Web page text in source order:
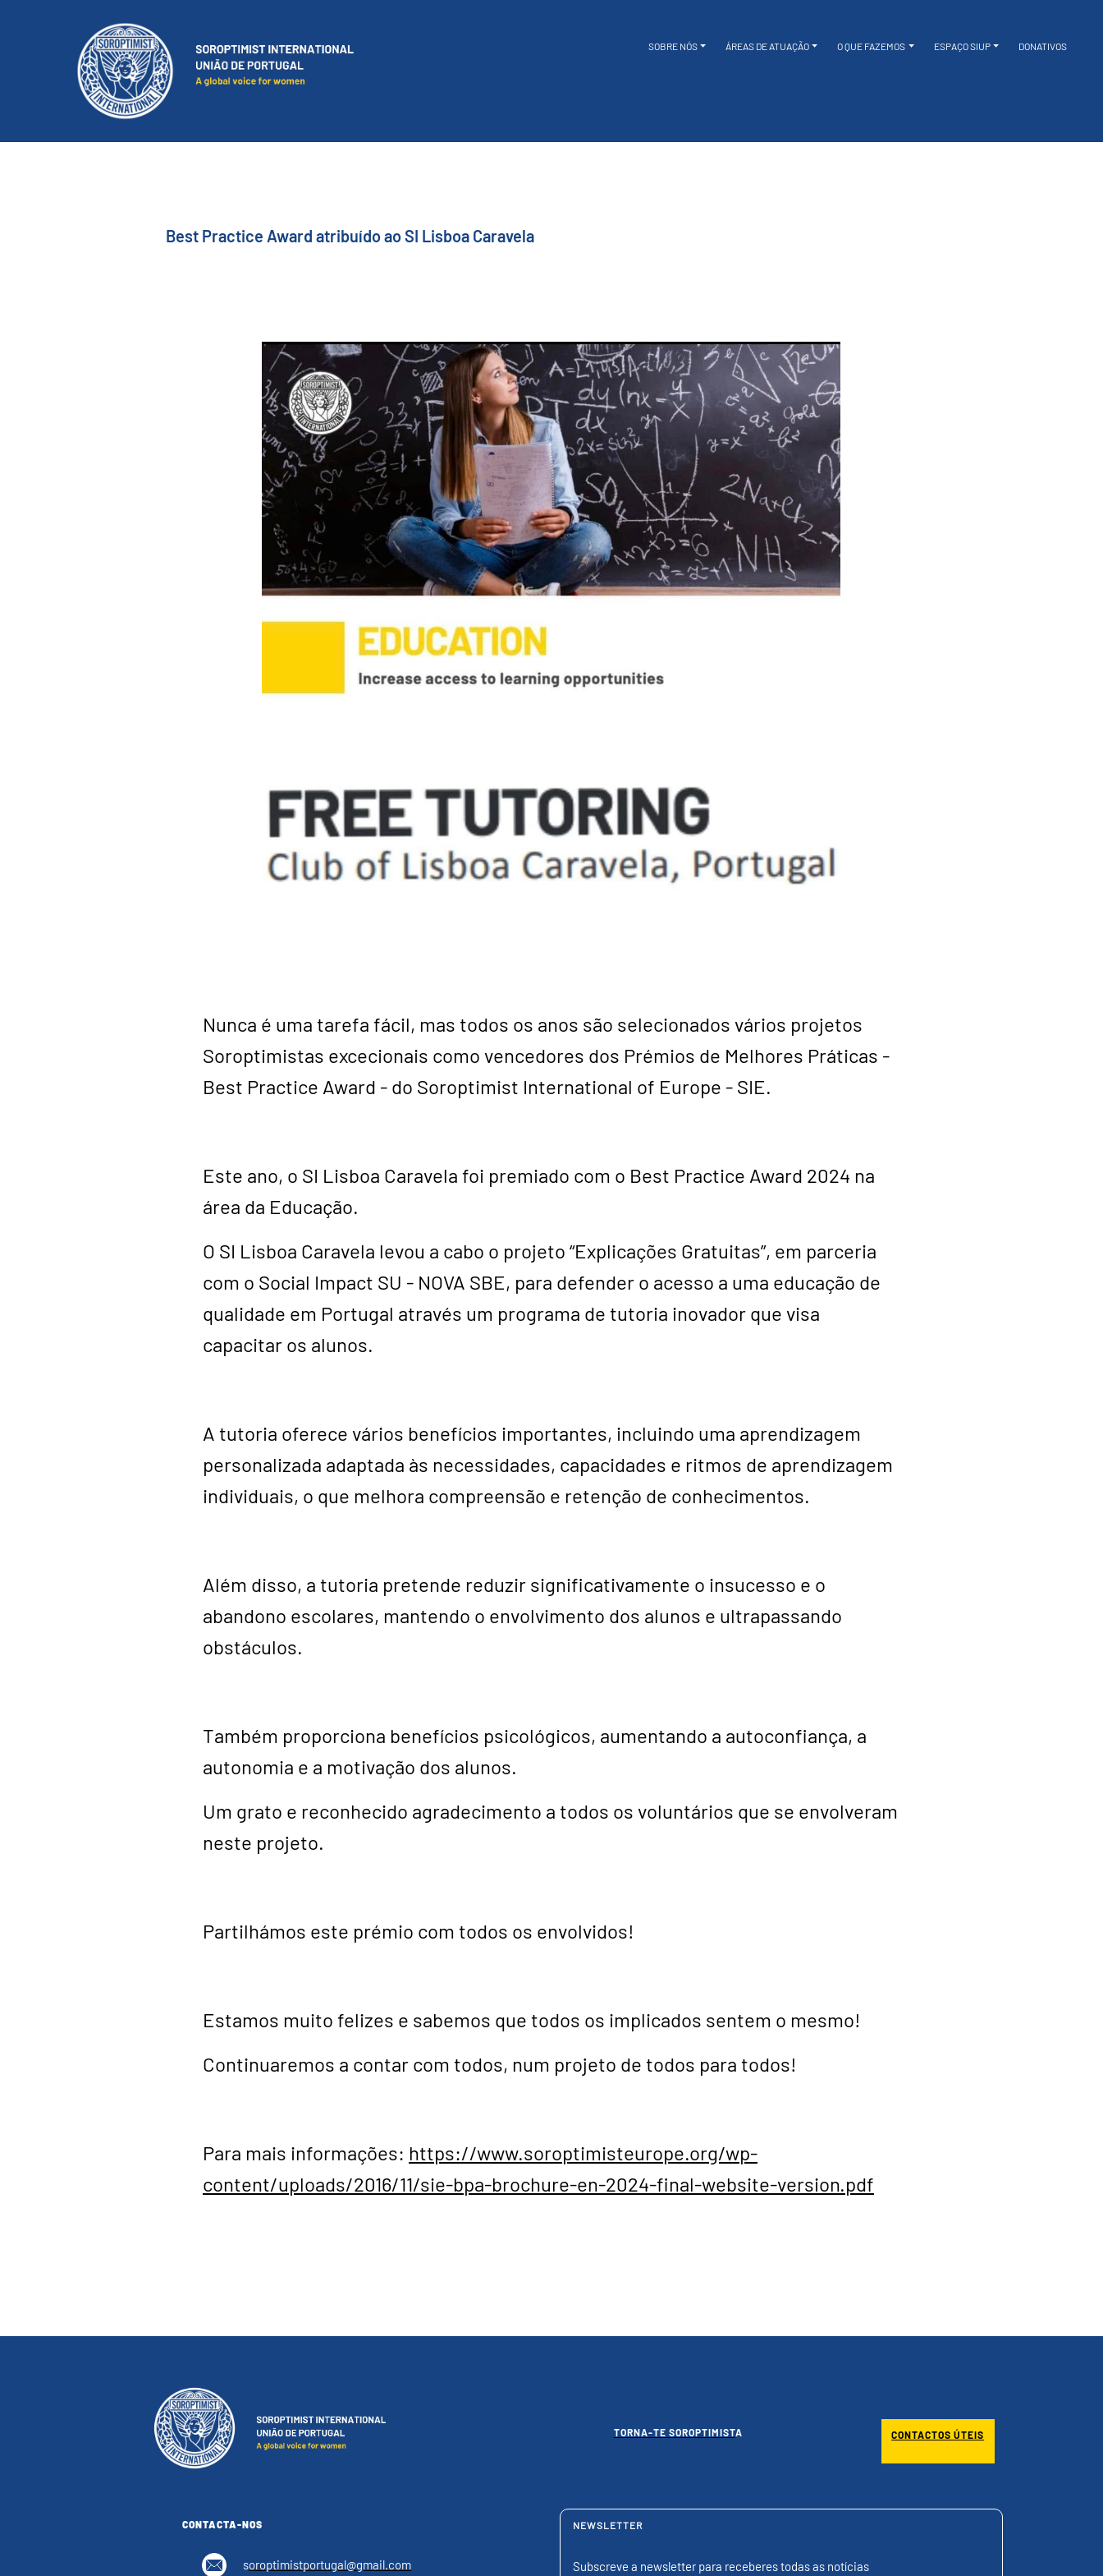
SOBRE NÓS ÁREAS DE ATUAÇÃO O QUE FAZEMOS ESPAÇO SIUP DONATIVOS
Best Practice Award atribuído ao SI Lisboa Caravela
Nunca é uma tarefa fácil, mas todos os anos são selecionados vários projetos
Soroptimistas excecionais como vencedores dos Prémios de Melhores Práticas -
Best Practice Award - do Soroptimist International of Europe - SIE.
Este ano, o SI Lisboa Caravela foi premiado com o Best Practice Award 2024 na
área da Educação.
O SI Lisboa Caravela levou a cabo o projeto “Explicações Gratuitas”, em parceria
com o Social Impact SU - NOVA SBE, para defender o acesso a uma educação de
qualidade em Portugal através um programa de tutoria inovador que visa
capacitar os alunos.
A tutoria oferece vários benefícios importantes, incluindo uma aprendizagem
personalizada adaptada às necessidades, capacidades e ritmos de aprendizagem
individuais, o que melhora compreensão e retenção de conhecimentos.
Além disso, a tutoria pretende reduzir significativamente o insucesso e o
abandono escolares, mantendo o envolvimento dos alunos e ultrapassando
obstáculos.
Também proporciona benefícios psicológicos, aumentando a autoconfiança, a
autonomia e a motivação dos alunos.
Um grato e reconhecido agradecimento a todos os voluntários que se envolveram
neste projeto.
Partilhámos este prémio com todos os envolvidos!
Estamos muito felizes e sabemos que todos os implicados sentem o mesmo!
Continuaremos a contar com todos, num projeto de todos para todos!
Para mais informações: https://www.soroptimisteurope.org/wp-
content/uploads/2016/11/sie-bpa-brochure-en-2024-final-website-version.pdf
TORNA-TE SOROPTIMISTA CONTACTOS ÚTEIS
CONTACTA-NOS
soroptimistportugal@gmail.com
NEWSLETTER
Subscreve a newsletter para receberes todas as notícias